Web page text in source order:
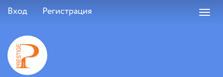
Вход Регистрация